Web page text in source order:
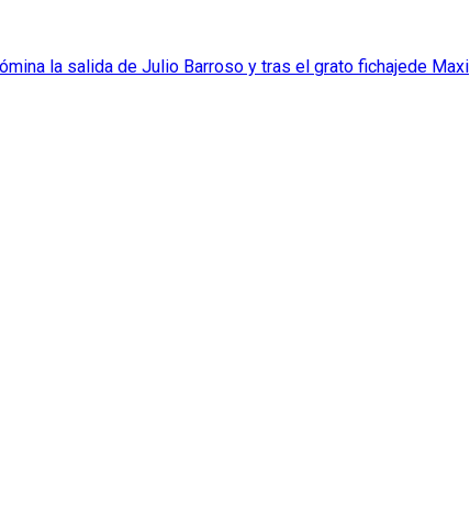
la salida de Julio Barroso y tras el grato fichajede Maxi